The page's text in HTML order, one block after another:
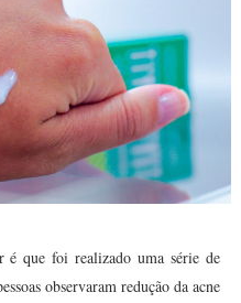
é que foi realizado uma série de
observaram redução da acne